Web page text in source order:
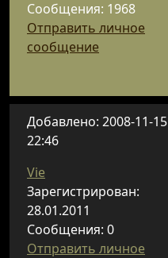
Сообщения: 1968
Отправить личное
сообщение
Добавлено: 2008-11-15
22:46
Vie
Зарегистрирован:
28.01.2011
Сообщения: 0
Отправить личное